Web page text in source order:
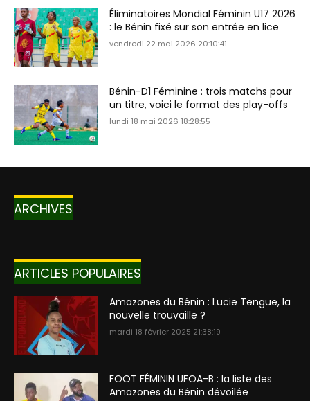
Éliminatoires Mondial Féminin U17 2026
: le Bénin fixé sur son entrée en lice
vendredi 22 mai 2026 20:10:41
Bénin-D1 Féminine : trois matchs pour
un titre, voici le format des play-offs
lundi 18 mai 2026 18:28:55
ARCHIVES
ARTICLES POPULAIRES
Amazones du Bénin : Lucie Tengue, la
nouvelle trouvaille ?
mardi 18 février 2025 21:38:19
FOOT FÉMININ UFOA-B : la liste des
Amazones du Bénin dévoilée